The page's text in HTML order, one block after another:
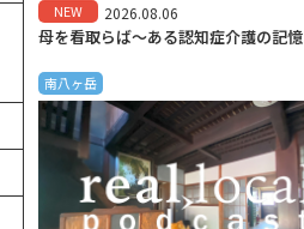
NEW 2026.08.06
母を看取らば～ある認知症介護の記憶
南八ヶ岳